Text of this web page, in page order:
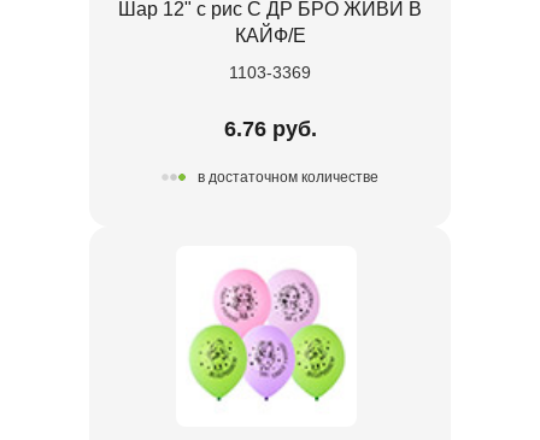
Шар 12" с рис С ДР БРО ЖИВИ В
КАЙФ/E
1103-3369
6.76 руб.
в достаточном количестве